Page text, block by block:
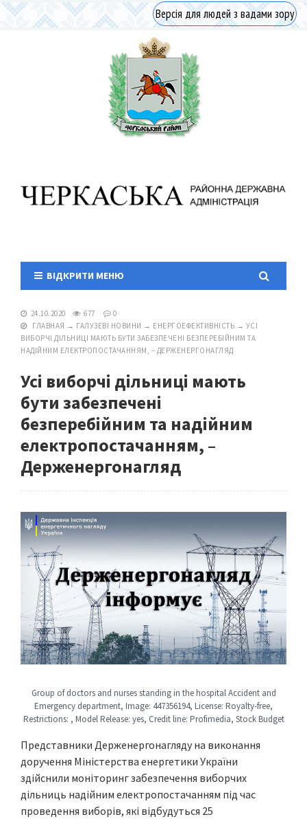
Версія для людей з вадами зору
ВІДКРИТИ МЕНЮ
24.10.2020 677
0
ГЛАВНАЯ → ГАЛУЗЕВІ НОВИНИ → ЕНЕРГОЕФЕКТИВНІСТЬ → УСІ
ВИБОРЧІ ДІЛЬНИЦІ МАЮТЬ БУТИ ЗАБЕЗПЕЧЕНІ БЕЗПЕРЕБІЙНИМ ТА
НАДІЙНИМ ЕЛЕКТРОПОСТАЧАННЯМ, – ДЕРЖЕНЕРГОНАГЛЯД
Усі виборчі дільниці мають
бути забезпечені
безперебійним та надійним
електропостачанням, –
Держенергонагляд
Group of doctors and nurses standing in the hospital Accident and
Emergency department, Image: 447356194, License: Royalty-free,
Restrictions: , Model Release: yes, Credit line: Profimedia, Stock Budget
Представники Держенергонагляду на виконання
доручення Міністерства енергетики України
здійснили моніторинг забезпечення виборчих
дільниць надійним електропостачанням під час
проведення виборів, які відбудуться 25